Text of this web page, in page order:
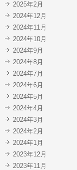
2025年2月
2024年12月
2024年11月
2024年10月
2024年9月
2024年8月
2024年7月
2024年6月
2024年5月
2024年4月
2024年3月
2024年2月
2024年1月
2023年12月
2023年11月